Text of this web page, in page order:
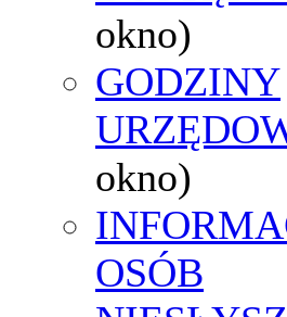
okno)
GODZINY
okno)
OSÓB